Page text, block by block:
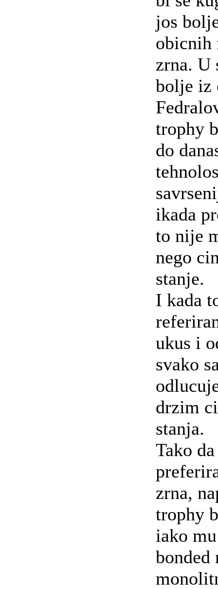
jos
obicnih
zrna. U
bolje iz
trophy
do
ikada
to nije
nego
stanje.
I kada
ukus i
svako
drzim
stanja.
Tako
zrna,
trophy
iako
bonded